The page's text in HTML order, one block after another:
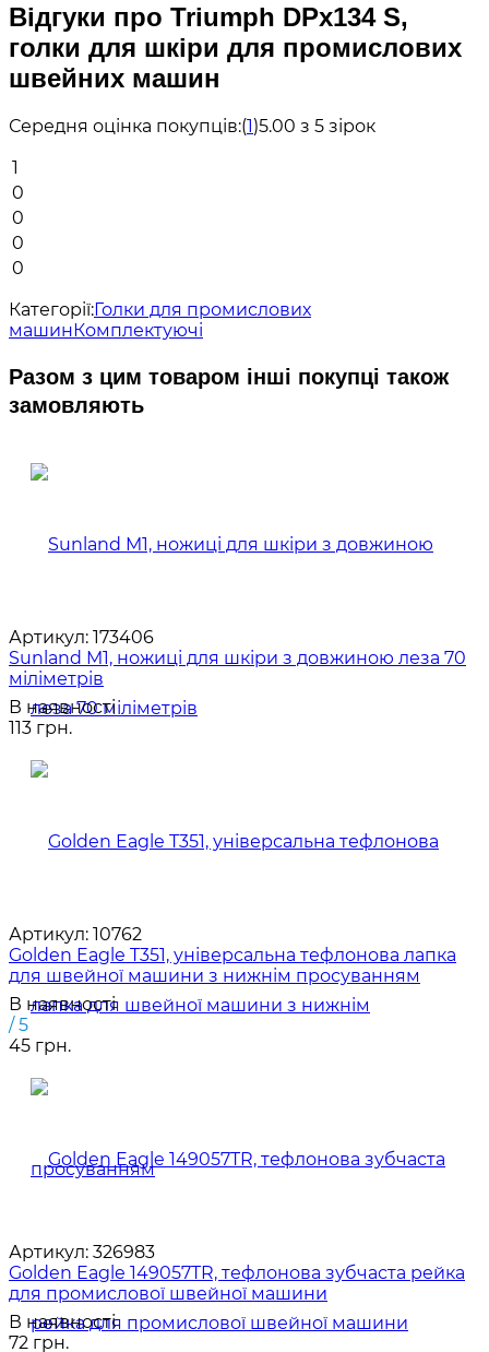
Відгуки про Triumph DPx134 S,
голки для шкіри для промислових
швейних машин
Середня оцінка покупців:(1)5.00 з 5 зірок
1
0
0
0
0
Категорії:Голки для промислових
машинКомплектуючі
Разом з цим товаром інші покупці також
замовляють
Артикул: 173406
Sunland M1, ножиці для шкіри з довжиною леза 70
міліметрів
В наявності
113 грн.
Артикул: 10762
Golden Eagle T351, універсальна тефлонова лапка
для швейної машини з нижнім просуванням
В наявності
/ 5
45 грн.
Артикул: 326983
Golden Eagle 149057TR, тефлонова зубчаста рейка
для промислової швейної машини
В наявності
72 грн.